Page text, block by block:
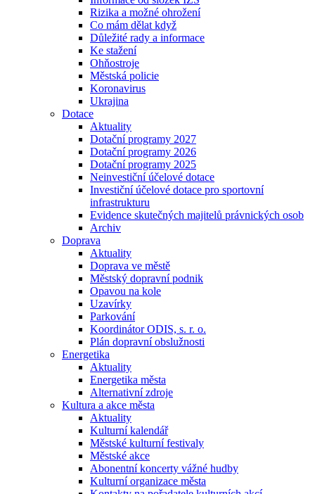
Rizika a možné ohrožení
Co mám dělat když
Důležité rady a informace
Ke stažení
Ohňostroje
Městská policie
Koronavirus
Ukrajina
Dotace
Aktuality
Dotační programy 2027
Dotační programy 2026
Dotační programy 2025
Neinvestiční účelové dotace
Investiční účelové dotace pro sportovní
infrastrukturu
Evidence skutečných majitelů právnických osob
Archiv
Doprava
Aktuality
Doprava ve městě
Městský dopravní podnik
Opavou na kole
Uzavírky
Parkování
Koordinátor ODIS, s. r. o.
Plán dopravní obslužnosti
Energetika
Aktuality
Energetika města
Alternativní zdroje
Kultura a akce města
Aktuality
Kulturní kalendář
Městské kulturní festivaly
Městské akce
Abonentní koncerty vážné hudby
Kulturní organizace města